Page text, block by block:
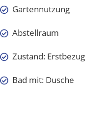
Gartennutzung
Abstellraum
Zustand: Erstbezug
Bad mit: Dusche